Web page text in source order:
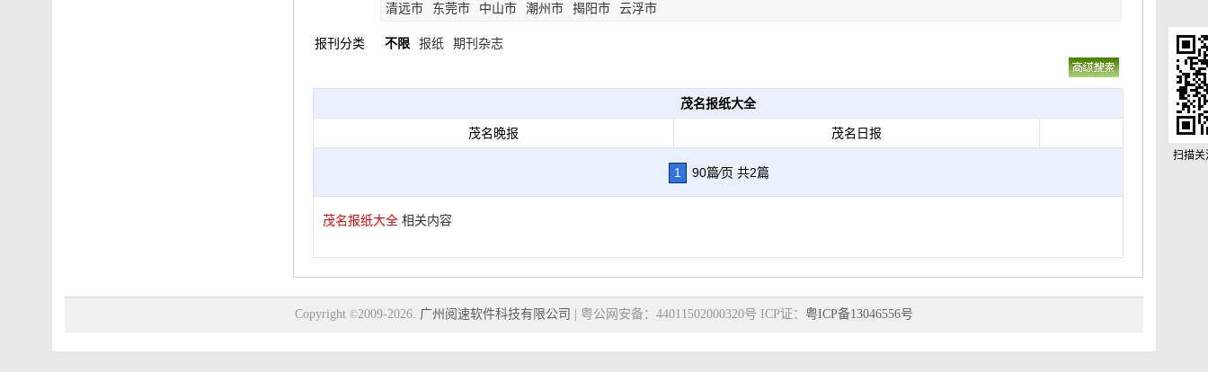
清远市
东莞市 中山市 潮州市 揭阳市 云浮市
报刊分类 不限 报纸 期刊杂志
茂名报纸大全
茂名晚报 茂名日报
1 90篇⁄页 共2篇
茂名报纸大全 相关内容
Copyright ©2009-2026. 广州阅速软件科技有限公司 | 粤公网安备：44011502000320号 ICP证： 粤ICP备13046556号
扫描关